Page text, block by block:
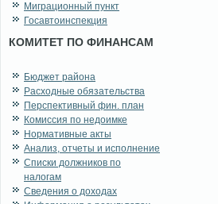
Миграционный пункт
Госавтоинспекция
КОМИТЕТ ПО ФИНАНСАМ
Бюджет района
Расходные обязательства
Перспективный фин. план
Комиссия по недоимке
Нормативные акты
Анализ, отчеты и исполнение
Списки должников по
налогам
Сведения о доходах